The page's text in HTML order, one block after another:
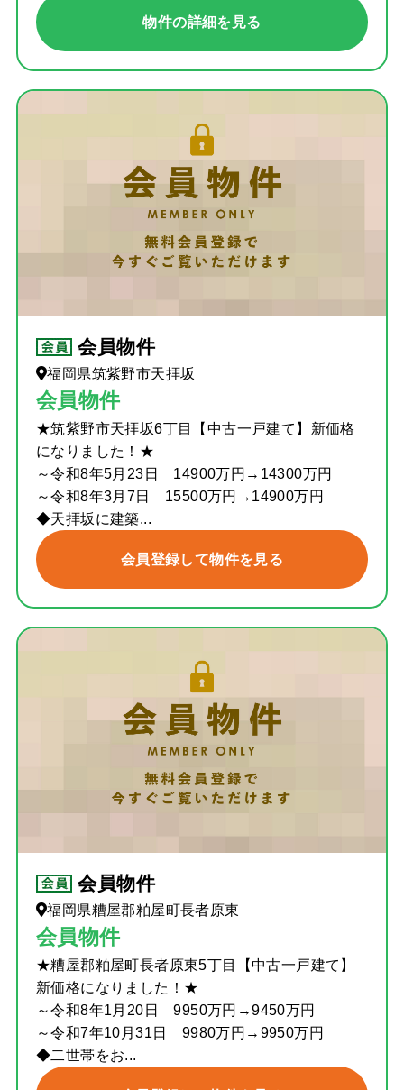
物件の詳細を見る
会員物件
福岡県筑紫野市天拝坂
会員物件
★筑紫野市天拝坂6丁目【中古一戸建て】新価格
になりました！★
～令和8年5月23日 14900万円→14300万円
～令和8年3月7日 15500万円→14900万円
◆天拝坂に建築...
会員登録して物件を見る
会員物件
福岡県糟屋郡粕屋町長者原東
会員物件
★糟屋郡粕屋町長者原東5丁目【中古一戸建て】
新価格になりました！★
～令和8年1月20日 9950万円→9450万円
～令和7年10月31日 9980万円→9950万円
◆二世帯をお...